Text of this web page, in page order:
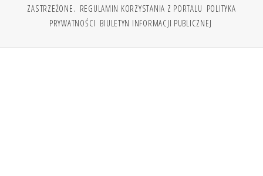
ZASTRZEŻONE. REGULAMIN KORZYSTANIA Z PORTALU POLITYKA
PRYWATNOŚCI BIULETYN INFORMACJI PUBLICZNEJ